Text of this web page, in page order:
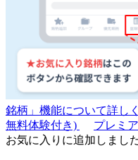
銘柄」機能について詳しく
無料体験付き)
プレミ
お気に入りに追加しました